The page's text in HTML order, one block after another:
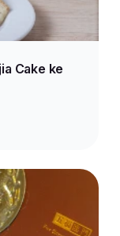
Cake ke